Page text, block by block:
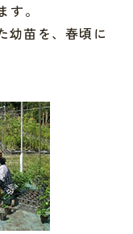
。
幼苗を、春頃に